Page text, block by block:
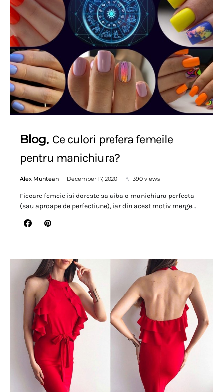
Blog Ce culori prefera femeile
pentru manichiura?
Alex Muntean December 17, 2020 390 views
Fiecare femeie isi doreste sa aiba o manichiura perfecta
(sau aproape de perfectiune), iar din acest motiv merge…